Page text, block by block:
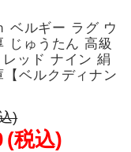
ベルギー ラグ ウ
じゅうたん 高級
ッド ナイン 絹
ベルクディナン
)
(税込)